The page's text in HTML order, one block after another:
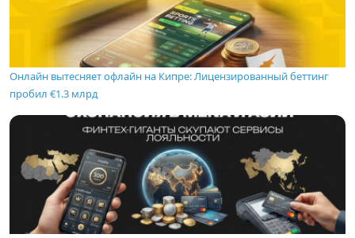
Онлайн вытесняет офлайн на Кипре: Лицензированный беттинг
пробил €1.3 млрд